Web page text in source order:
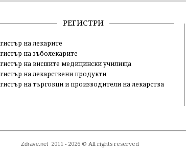
РЕГИСТРИ
на лекарите
на зъболекарите
на висшите медицински училища
на лекарствени продукти
на търговци и производители на лекарства
Zdrave.net2011 - 2026 © All rights reserved